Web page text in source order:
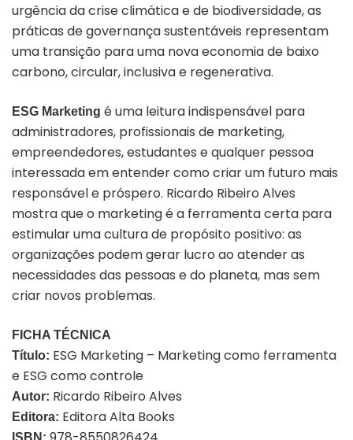
urgência da crise climática e de biodiversidade, as
práticas de governança sustentáveis representam
uma transição para uma nova economia de baixo
carbono, circular, inclusiva e regenerativa.
ESG Marketing é uma leitura indispensável para
administradores, profissionais de marketing,
empreendedores, estudantes e qualquer pessoa
interessada em entender como criar um futuro mais
responsável e próspero. Ricardo Ribeiro Alves
mostra que o marketing é a ferramenta certa para
estimular uma cultura de propósito positivo: as
organizações podem gerar lucro ao atender as
necessidades das pessoas e do planeta, mas sem
criar novos problemas.
FICHA TÉCNICA
Título: ESG Marketing – Marketing como ferramenta
e ESG como controle
Autor: Ricardo Ribeiro Alves
Editora: Editora Alta Books
ISBN: